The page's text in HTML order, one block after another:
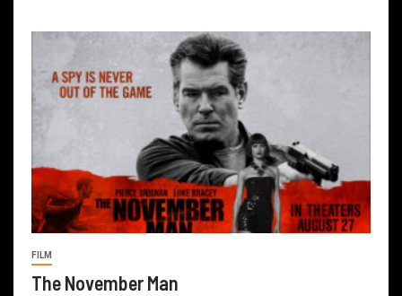
FILM
The November Man